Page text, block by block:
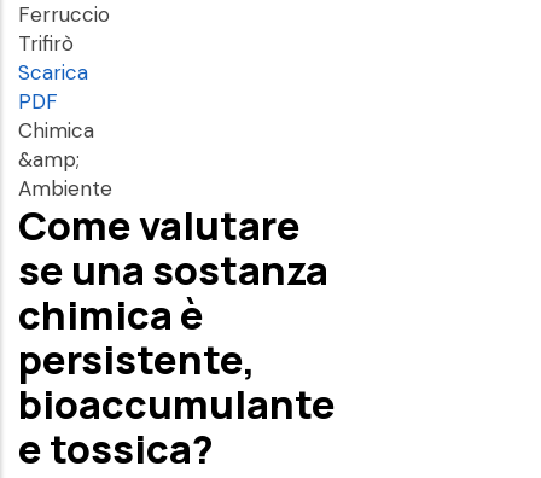
Ferruccio
Trifirò
Scarica
PDF
Chimica
&amp;
Ambiente
Come valutare
se una sostanza
chimica è
persistente,
bioaccumulante
e tossica?